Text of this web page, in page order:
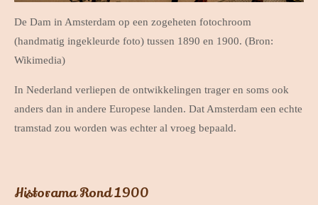
De Dam in Amsterdam op een zogeheten fotochroom
(handmatig ingekleurde foto) tussen 1890 en 1900. (Bron:
Wikimedia)
In Nederland verliepen de ontwikkelingen trager en soms ook
anders dan in andere Europese landen. Dat Amsterdam een echte
tramstad zou worden was echter al vroeg bepaald.
Historama Rond 1900